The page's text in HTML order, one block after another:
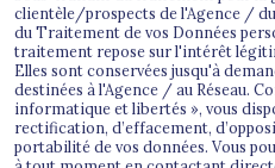
clientèle/prospects de l'Agence / du
du Traitement de vos Données
traitement repose sur l'intérêt
Elles sont conservées jusqu'à
destinées à l'Agence / au Réseau.
informatique et libertés », vous
rectification, d’effacement,
portabilité de vos données. Vous